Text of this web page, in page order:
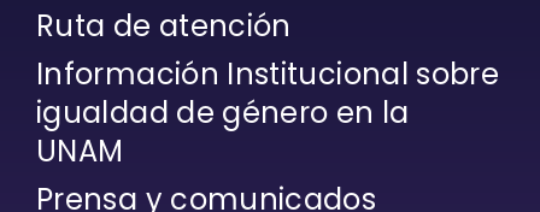
Ruta de atención
Información Institucional sobre
igualdad de género en la
UNAM
Prensa y comunicados